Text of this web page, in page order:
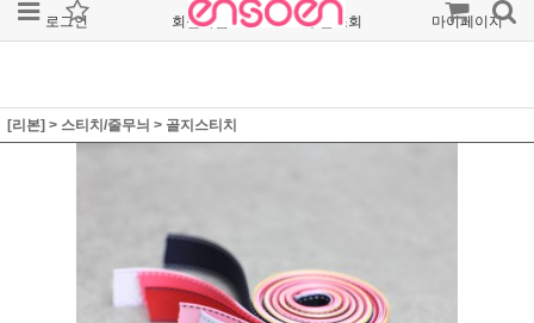
로그인 회원가입 주문조회 마이페이지
[리본] > 스티치/줄무늬 > 골지스티치